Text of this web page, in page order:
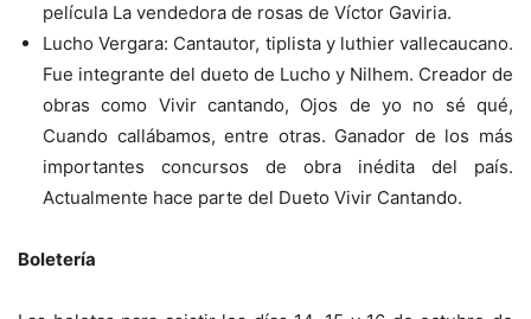
película La vendedora de rosas de Víctor Gaviria.
Lucho Vergara: Cantautor, tiplista y luthier vallecaucano.
Fue integrante del dueto de Lucho y Nilhem. Creador de
obras como Vivir cantando, Ojos de yo no sé qué,
Cuando callábamos, entre otras. Ganador de los más
importantes concursos de obra inédita del país.
Actualmente hace parte del Dueto Vivir Cantando.
Boletería